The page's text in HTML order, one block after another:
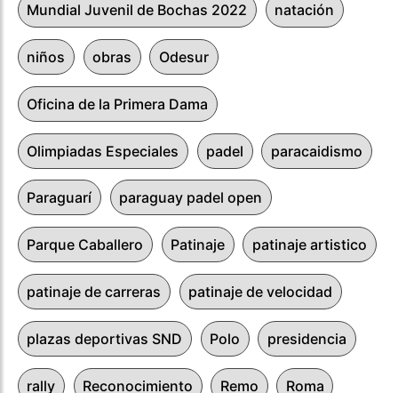
Mundial Juvenil de Bochas 2022 natación
niños obras Odesur
Oficina de la Primera Dama
Olimpiadas Especiales padel paracaidismo
Paraguarí paraguay padel open
Parque Caballero Patinaje patinaje artistico
patinaje de carreras patinaje de velocidad
plazas deportivas SND Polo presidencia
rally Reconocimiento Remo Roma